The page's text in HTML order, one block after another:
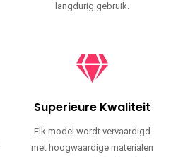
langdurig gebruik.
Superieure Kwaliteit
Elk model wordt vervaardigd
met hoogwaardige materialen